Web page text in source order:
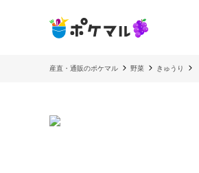
産直・通販のポケマル 野菜 きゅうり